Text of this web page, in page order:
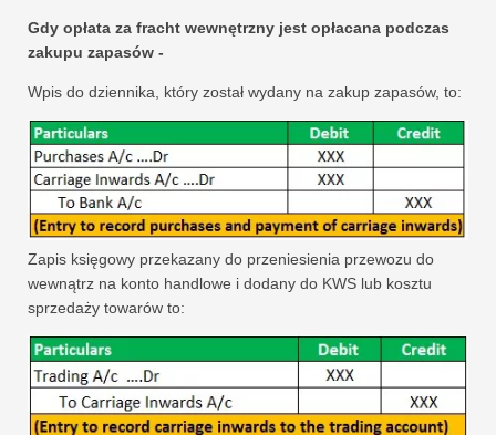
Gdy opłata za fracht wewnętrzny jest opłacana podczas
zakupu zapasów -
Wpis do dziennika, który został wydany na zakup zapasów, to:
Zapis księgowy przekazany do przeniesienia przewozu do
wewnątrz na konto handlowe i dodany do KWS lub kosztu
sprzedaży towarów to: